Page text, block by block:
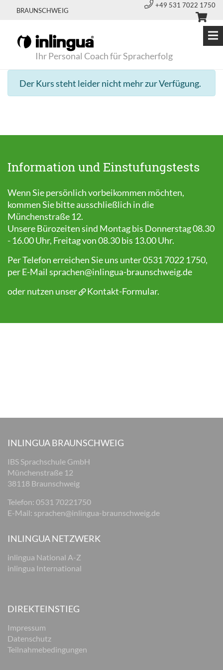
BRAUNSCHWEIG
+49 531 7022 1750
Ihr Personal Coach für Spracherfolg
Der Kurs steht leider nicht mehr zur Verfügung.
Information und Einstufungstests
Wenn Sie persönlich vorbeikommen möchten,
kommen Sie bitte ausschließlich in die
Münchenstraße 12.
Unsere Bürozeiten sind Montag bis Donnerstag 08.30
- 16.00 Uhr, Freitag von 08.30 bis 13.00 Uhr.
Per Telefon erreichen Sie uns unter 0531 7022 1750,
per E-Mail sprachen@inlingua-braunschweig.de
oder nutzen unser
Kontakt-Formular.
INLINGUA BRAUNSCHWEIG
IBS Sprachschule GmbH
Münchenstraße 12
38118 Braunschweig
Telefon: 0531 70221750
E-Mail: sprachen@inlingua-braunschweig.de
INLINGUA NETZWERK
inlingua National A-Z
inlingua International
DIREKTEINSTIEG
Impressum
Datenschutz
Teilnahmebedingungen